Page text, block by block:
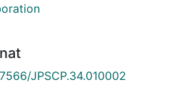
JPSCP.34.010002